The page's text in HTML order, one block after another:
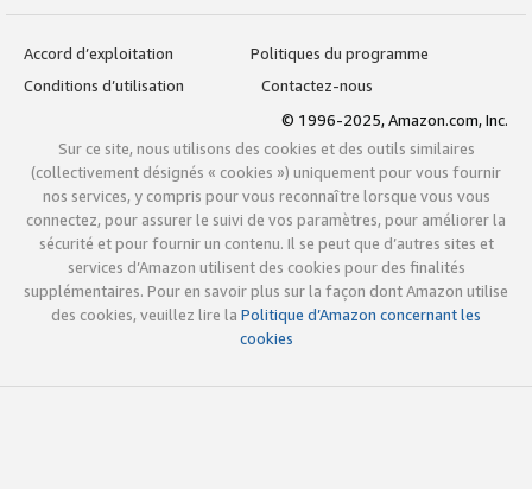
Accord d’exploitation
Politiques du programme
Conditions d’utilisation
Contactez-nous
© 1996-2025, Amazon.com, Inc.
Sur ce site, nous utilisons des cookies et des outils similaires
(collectivement désignés « cookies ») uniquement pour vous fournir
nos services, y compris pour vous reconnaître lorsque vous vous
connectez, pour assurer le suivi de vos paramètres, pour améliorer la
sécurité et pour fournir un contenu. Il se peut que d’autres sites et
services d’Amazon utilisent des cookies pour des finalités
supplémentaires. Pour en savoir plus sur la façon dont Amazon utilise
des cookies, veuillez lire la Politique d’Amazon concernant les
cookies